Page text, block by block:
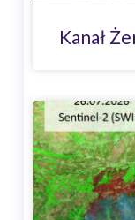
Kanał